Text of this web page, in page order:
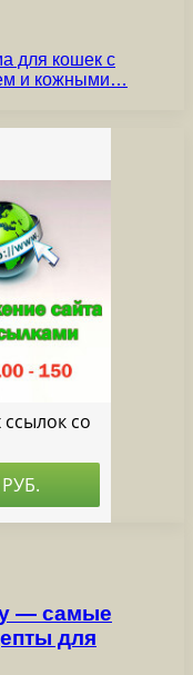
для кошек с
и кожными…
— самые
для